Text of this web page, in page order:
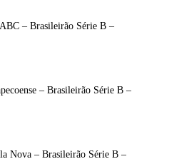
– Brasileirão Série B –
– Brasileirão Série B –
Nova – Brasileirão Série B –